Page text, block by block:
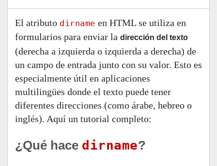
El atributo dirname en HTML se utiliza en
formularios para enviar la dirección del texto
(derecha a izquierda o izquierda a derecha) de
un campo de entrada junto con su valor. Esto es
especialmente útil en aplicaciones
multilingües donde el texto puede tener
diferentes direcciones (como árabe, hebreo o
inglés). Aquí un tutorial completo:
¿Qué hace dirname?